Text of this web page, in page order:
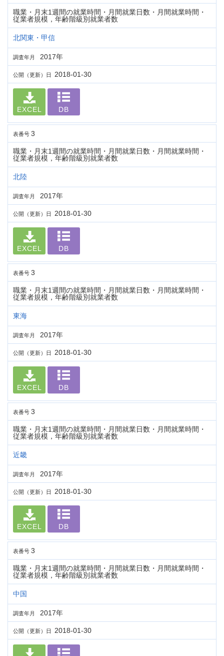
職業・月末1週間の就業時間・月間就業日数・月間就業時間・
従業者規模，年齢階級別就業者数
北関東・甲信
調査年月 2017年
公開（更新）日 2018-01-30
EXCEL DB
表番号 3
職業・月末1週間の就業時間・月間就業日数・月間就業時間・
従業者規模，年齢階級別就業者数
北陸
調査年月 2017年
公開（更新）日 2018-01-30
EXCEL DB
表番号 3
職業・月末1週間の就業時間・月間就業日数・月間就業時間・
従業者規模，年齢階級別就業者数
東海
調査年月 2017年
公開（更新）日 2018-01-30
EXCEL DB
表番号 3
職業・月末1週間の就業時間・月間就業日数・月間就業時間・
従業者規模，年齢階級別就業者数
近畿
調査年月 2017年
公開（更新）日 2018-01-30
EXCEL DB
表番号 3
職業・月末1週間の就業時間・月間就業日数・月間就業時間・
従業者規模，年齢階級別就業者数
中国
調査年月 2017年
公開（更新）日 2018-01-30